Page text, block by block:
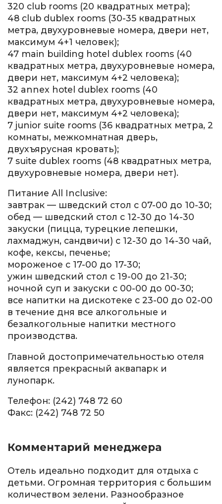
320 club rooms (20 квадратных метра);
48 club dublex rooms (30-35 квадратных
метра, двухуровневые номера, двери нет,
максимум 4+1 человек);
47 main building hotel dublex rooms (40
квадратных метра, двухуровневые номера,
двери нет, максимум 4+2 человека);
32 annex hotel dublex rooms (40
квадратных метра, двухуровневые номера,
двери нет, максимум 4+2 человека);
7 junior suite rooms (36 квадратных метра, 2
комнаты, межкомнатная дверь,
двухъярусная кровать);
7 suite dublex rooms (48 квадратных метра,
двухуровневые номера, двери нет).
Питание All Inclusive:
завтрак — шведский стол с 07-00 до 10-30;
обед — шведский стол с 12-30 до 14-30
закуски (пицца, турецкие лепешки,
лахмаджун, сандвичи) с 12-30 до 14-30 чай,
кофе, кексы, печенье;
мороженое с 17-00 до 17-30;
ужин шведский стол с 19-00 до 21-30;
ночной суп и закуски с 00-00 до 00-30;
все напитки на дискотеке с 23-00 до 02-00
в течение дня все алкогольные и
безалкогольные напитки местного
производства.
Главной достопримечательностью отеля
является прекрасный аквапарк и
лунопарк.
Телефон: (242) 748 72 60
Факс: (242) 748 72 50
Комментарий менеджера
Отель идеально подходит для отдыха с
детьми. Огромная территория с большим
количеством зелени. Разнообразное